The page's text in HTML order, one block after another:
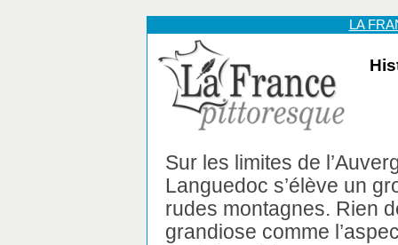
LA
Sur les limites de
Languedoc s’élève un
rudes montagnes. Rien
grandiose comme